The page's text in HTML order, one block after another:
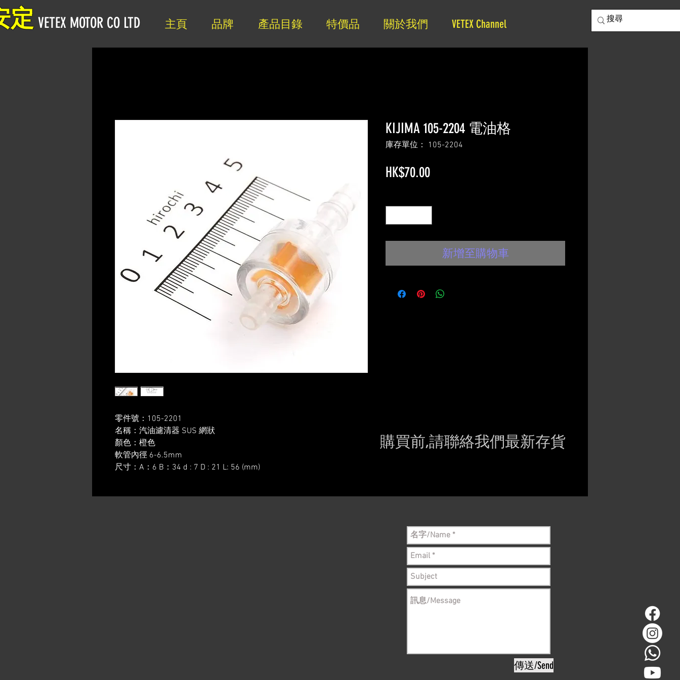
主頁 品牌 產品目錄 特價品 關於我們 VETEX Channel
定 VETEX MOTOR CO LTD
零件號：105-2201
名稱：汽油濾清器 SUS 網狀
顏色：橙色
軟管內徑 6-6.5mm
尺寸：A：6 B：34 d : 7 D : 21 L: 56 (mm)
KIJIMA 105-2204 電油格
庫存單位： 105-2204
HK$70.00價
新增至購物車
購買前,請聯絡我們最新存貨
傳送/Send